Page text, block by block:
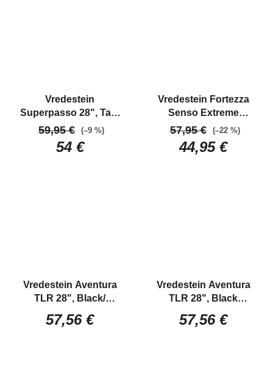
Vredestein
Superpasso 28", Tan/
Natural Špičkový
cestný plášť
54 €
59,95 € (–9 %)
Vredestein Fortezza
Senso Extreme
Weather 28", Anthracit
Cestný závodný plášť
do náročných
44,95 €
57,95 € (–22 %)
Vredestein Aventura
TLR 28", Black/
plášť
57,56 €
Vredestein Aventura
TLR 28", Black
57,56 €